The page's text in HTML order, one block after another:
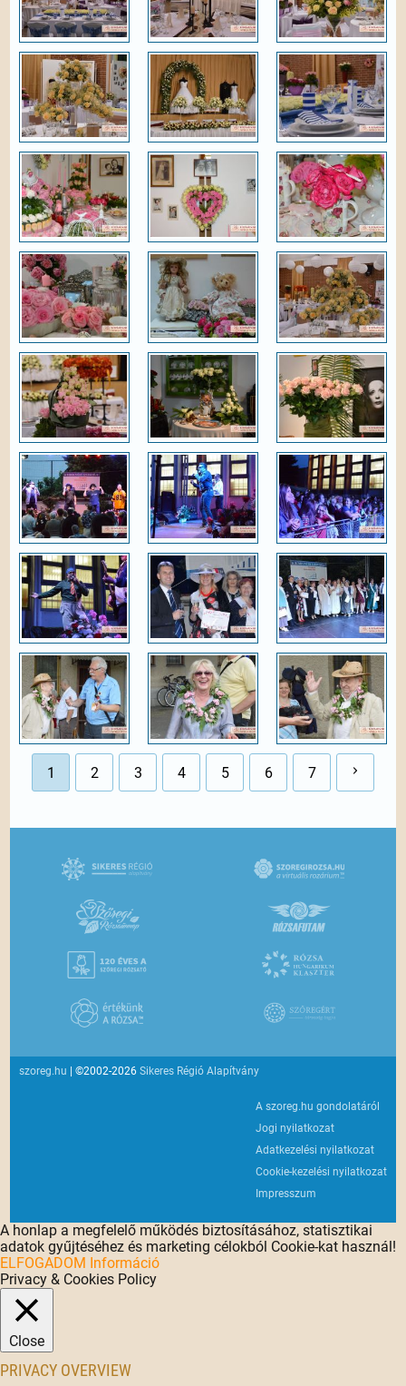
1 2 3 4 5 6 7
szoreg.hu | ©2002-2026Sikeres Régió Alapítvány
A szoreg.hu gondolatáról
Jogi nyilatkozat
Adatkezelési nyilatkozat
Cookie-kezelési nyilatkozat
Impresszum
A honlap a megfelelő működés biztosításához, statisztikai
adatok gyűjtéséhez és marketing célokból Cookie-kat használ!
ELFOGADOM Információ
Privacy & Cookies Policy
Close
PRIVACY OVERVIEW